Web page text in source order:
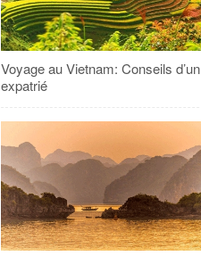
Voyage au Vietnam: Conseils d’un
expatrié